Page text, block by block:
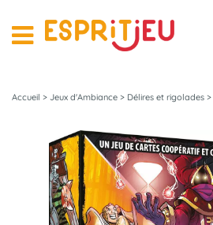
Accueil > Jeux d'Ambiance > Délires et rigolades >